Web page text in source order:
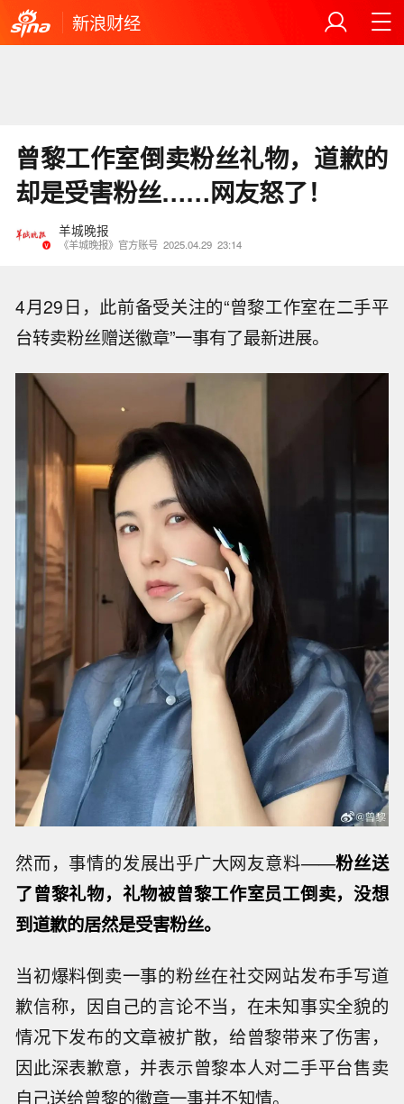
新浪财经
曾黎工作室倒卖粉丝礼物，道歉的
却是受害粉丝……网友怒了！
羊城晚报
《羊城晚报》官方账号 2025.04.29 23:14
4月29日，此前备受关注的“曾黎工作室在二手平
台转卖粉丝赠送徽章”一事有了最新进展。
然而，事情的发展出乎广大网友意料——粉丝送
了曾黎礼物，礼物被曾黎工作室员工倒卖，没想
到道歉的居然是受害粉丝。
当初爆料倒卖一事的粉丝在社交网站发布手写道
歉信称，因自己的言论不当，在未知事实全貌的
情况下发布的文章被扩散，给曾黎带来了伤害，
因此深表歉意，并表示曾黎本人对二手平台售卖
自己送给曾黎的徽章一事并不知情。